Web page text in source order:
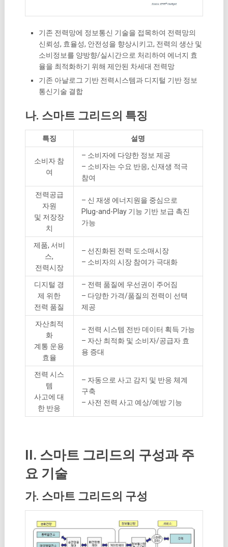
기존 전력망에 정보통신 기술을 접목하여 전력망의
신뢰성, 효율성, 안전성을 향상시키고, 전력의 생산 및
소비정보를 양방향/실시간으로 처리하여 에너지 효
율을 최적화하기 위해 제안된 차세대 전력망
기존 아날로그 기반 전력시스템과 디지털 기반 정보
통신기술 결합
나. 스마트 그리드의 특징
특징 설명
소비자 참
여
– 소비자에 다양한 정보 제공
– 소비자는 수요 반응, 신재생 적극
참여
전력공급
자원
및 저장장
치
– 신 재생 에너지원을 중심으로
Plug-and-Play 기능 기반 보급 촉진
가능
제품, 서비
스,
전력시장
– 선진화된 전력 도소매시장
– 소비자의 시장 참여가 극대화
디지털 경
제 위한
전력 품질
– 전력 품질에 우선권이 주어짐
– 다양한 가격/품질의 전력이 선택
제공
자산최적
화
계통 운용
효율
– 전력 시스템 전반 데이터 획득 가능
– 자산 최적화 및 소비자/공급자 효
용 증대
전력 시스
템
사고에 대
한 반응
– 자동으로 사고 감지 및 반응 체계
구축
– 사전 전력 사고 예상/예방 기능
II. 스마트 그리드의 구성과 주
요 기술
가. 스마트 그리드의 구성